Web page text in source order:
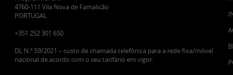
4760-111 Vila Nova de Famalicão
PORTUGAL
+351 252 301 650
DL N.º 59/2021 – custo de chamada telefónica para a rede fixa/móvel
nacional de acordo com o seu tarifário em vigor.